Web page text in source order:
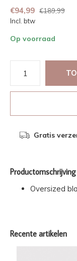
€94,99 €189,99
Incl. btw
Op voorraad
Gratis
Productomschrijving
Oversized
Recente artikelen